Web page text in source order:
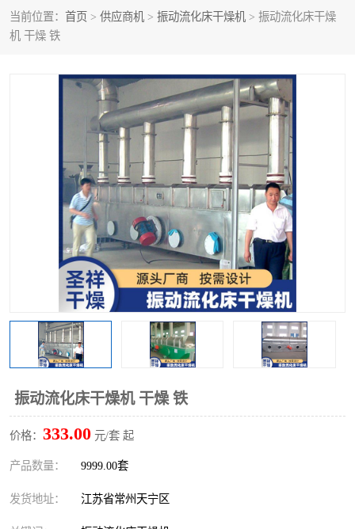
当前位置： 首页 > 供应商机 > 振动流化床干燥机 > 振动流化床干燥
机 干燥 铁
振动流化床干燥机 干燥 铁
价格： 333.00 元/套 起
产品数量： 9999.00套
发货地址： 江苏省常州天宁区
桨叶干燥机 高速混合机
带式干燥机
单锥螺带真空干燥机 沸腾干燥机
方形圆形真空干燥机 真空耙式干燥机
热风循环烘箱 喷雾干燥机
振动流化床干燥机 盘式干燥机